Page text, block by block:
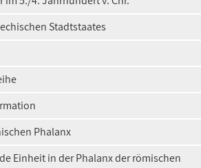
Stadtstaates
Phalanx
Einheit in der Phalanx der römischen